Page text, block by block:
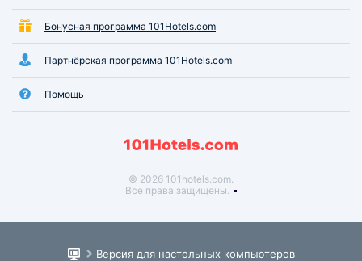
Бонусная программа 101Hotels.com
Партнёрская программа 101Hotels.com
Помощь
© 2026 101hotels.com.
Все права защищены.
Версия для настольных компьютеров